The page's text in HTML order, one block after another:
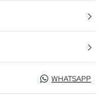
WHATSAPP